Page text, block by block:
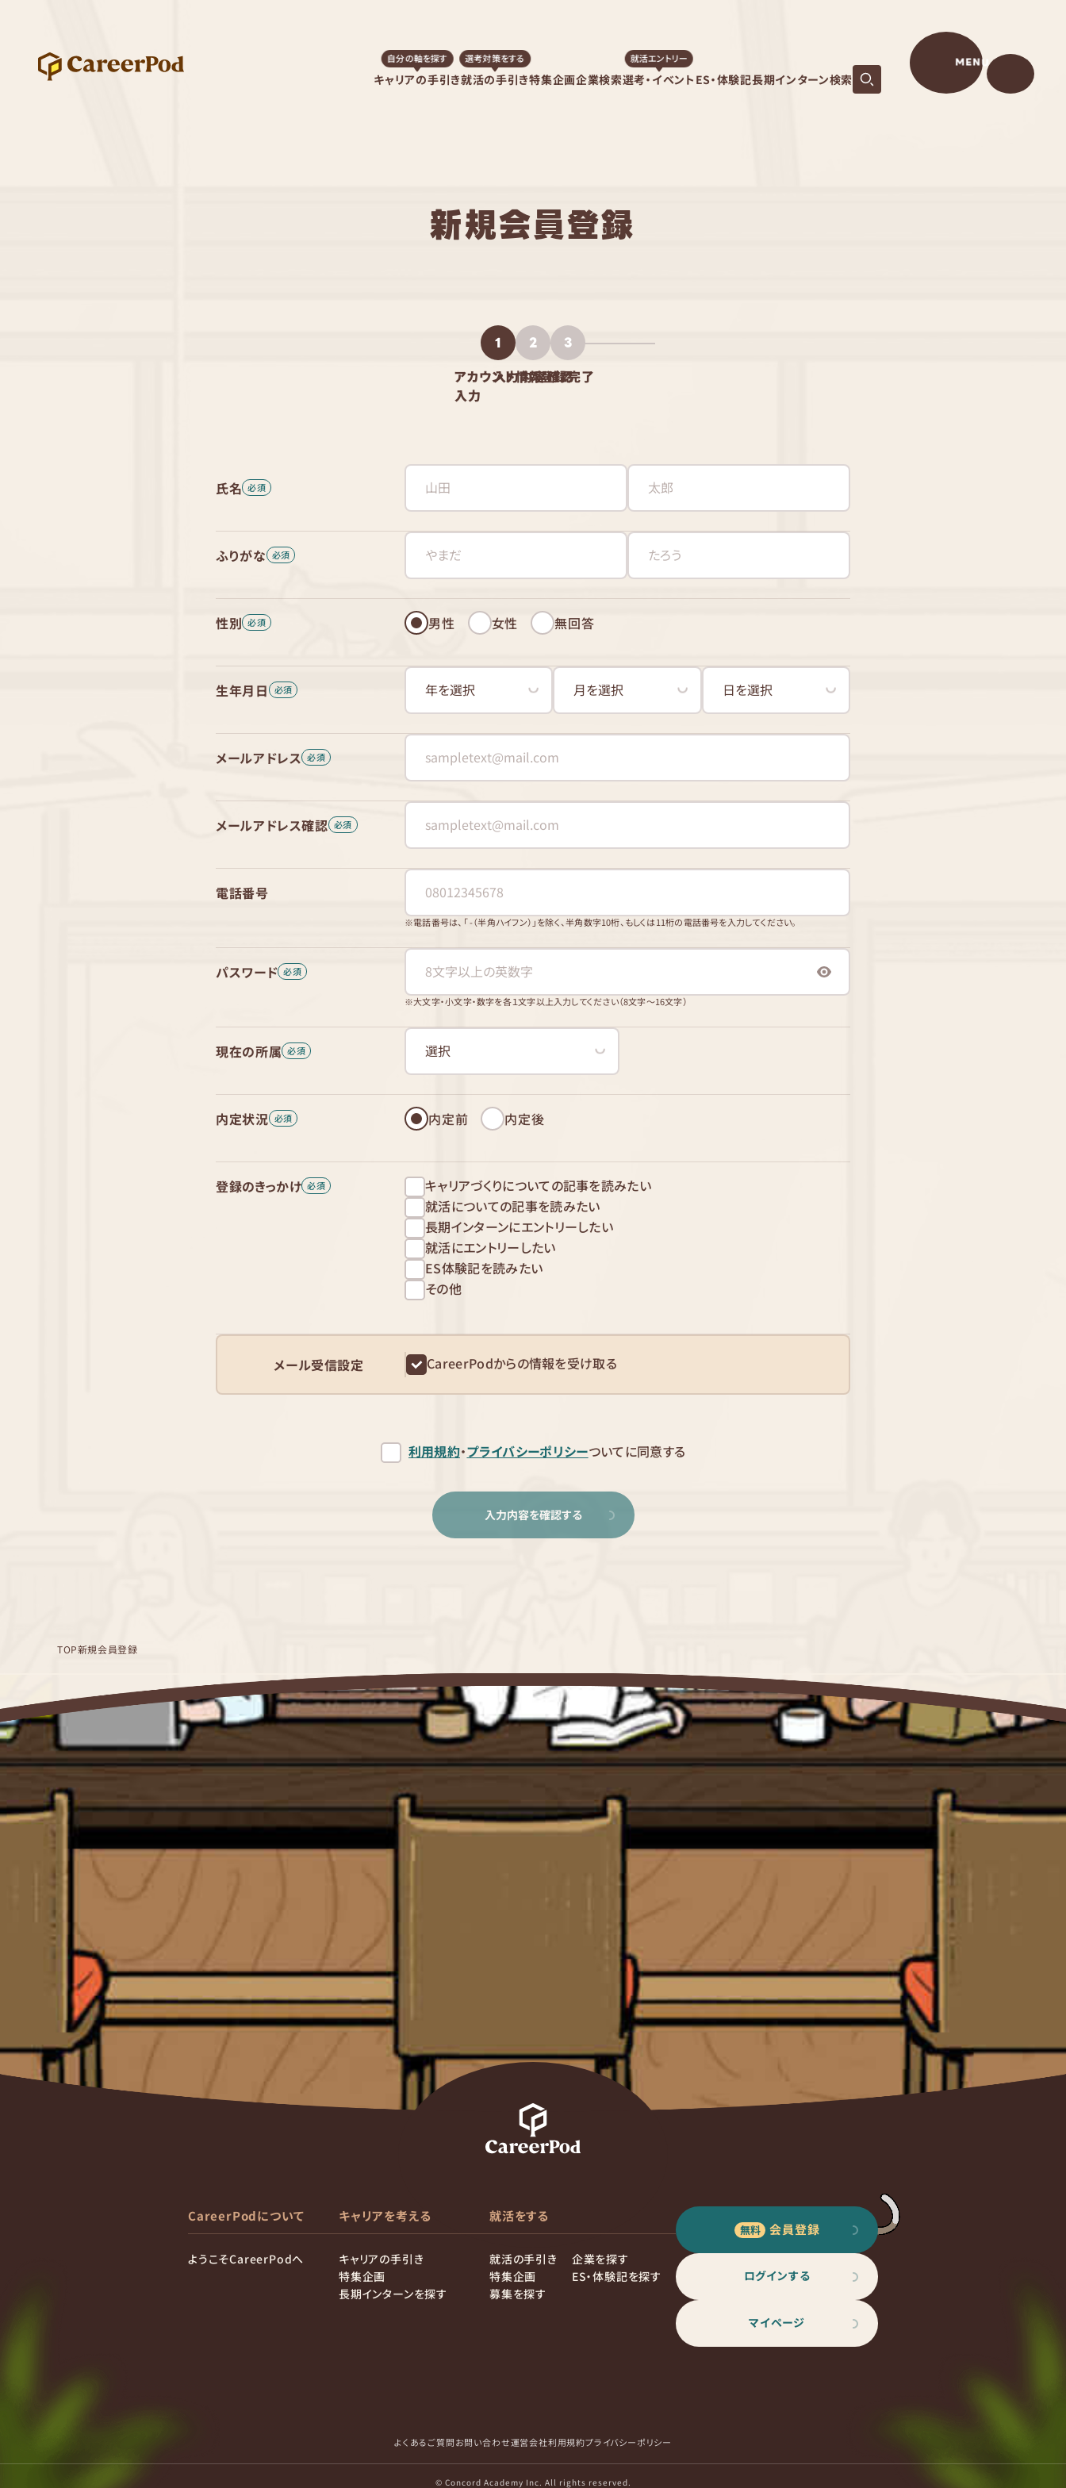
キャリアの手引き
自分の軸を探す
就活の手引き
選考対策をする
特集企画企業検索選考・イベント
就活エントリー
ES・体験記長期インターン検索
MENU
新規会員登録
1
アカウント情報
入力
2
入力内容確認
3
登録完了
氏名
ふりがな
性別 男性 女性 無回答
生年月日
メールアドレス
メールアドレス確認
電話番号
※電話番号は、「 -（半角ハイフン）」を除く、半角数字10桁、もしくは11桁の電話番号を入力してください。
パスワード
※大文字・小文字・数字を各１文字以上入力してください（8文字〜16文字）
現在の所属
内定状況 内定前 内定後
登録のきっかけ
キャリアづくりについての記事を読みたい
就活についての記事を読みたい
長期インターンにエントリーしたい
就活にエントリーしたい
ES体験記を読みたい
その他
メール受信設定 CareerPodからの情報を受け取る
利用規約・プライバシーポリシーついてに同意する
入力内容を確認する
TOP新規会員登録
CareerPodについて
ようこそCareerPodへ
キャリアを考える
キャリアの手引き
特集企画
長期インターンを探す
就活をする
就活の手引き
特集企画
募集を探す
企業を探す
ES・体験記を探す
会員登録
ログインする
マイページ
よくあるご質問お問い合わせ運営会社利用規約プライバシーポリシー
© Concord Academy Inc. All rights reserved.